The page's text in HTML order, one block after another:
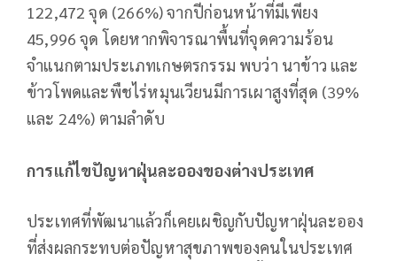
122,472 จุด (266%) จากปีก่อนหน้าที่มีเพียง
45,996 จุด โดยหากพิจารณาพื้นที่จุดความร้อน
จำแนกตามประเภทเกษตรกรรม พบว่า นาข้าว และ
ข้าวโพดและพืชไร่หมุนเวียนมีการเผาสูงที่สุด (39%
และ 24%) ตามลำดับ
การแก้ไขปัญหาฝุ่นละอองของต่างประเทศ
ประเทศที่พัฒนาแล้วก็เคยเผชิญกับปัญหาฝุ่นละออง
ที่ส่งผลกระทบต่อปัญหาสุขภาพของคนในประเทศ